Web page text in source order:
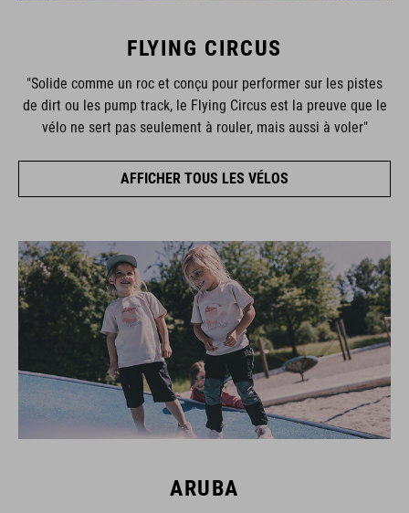
FLYING CIRCUS
"Solide comme un roc et conçu pour performer sur les pistes
de dirt ou les pump track, le Flying Circus est la preuve que le
vélo ne sert pas seulement à rouler, mais aussi à voler"
AFFICHER TOUS LES VÉLOS
ARUBA